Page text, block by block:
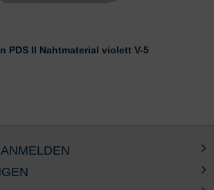
PDS II Nahtmaterial violett V-5